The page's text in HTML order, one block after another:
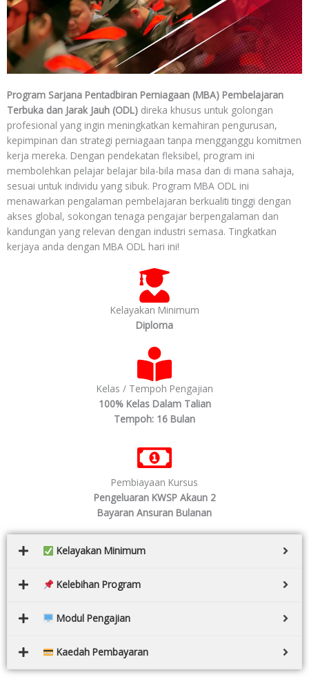
Program Sarjana Pentadbiran Perniagaan (MBA) Pembelajaran
Terbuka dan Jarak Jauh (ODL) direka khusus untuk golongan
profesional yang ingin meningkatkan kemahiran pengurusan,
kepimpinan dan strategi perniagaan tanpa mengganggu komitmen
kerja mereka. Dengan pendekatan fleksibel, program ini
membolehkan pelajar belajar bila-bila masa dan di mana sahaja,
sesuai untuk individu yang sibuk. Program MBA ODL ini
menawarkan pengalaman pembelajaran berkualiti tinggi dengan
akses global, sokongan tenaga pengajar berpengalaman dan
kandungan yang relevan dengan industri semasa. Tingkatkan
kerjaya anda dengan MBA ODL hari ini!
Kelayakan Minimum
Diploma
Kelas / Tempoh Pengajian
100% Kelas Dalam Talian
Tempoh: 16 Bulan
Pembiayaan Kursus
Pengeluaran KWSP Akaun 2
Bayaran Ansuran Bulanan
Kelayakan Minimum
Kelebihan Program
Modul Pengajian
Kaedah Pembayaran